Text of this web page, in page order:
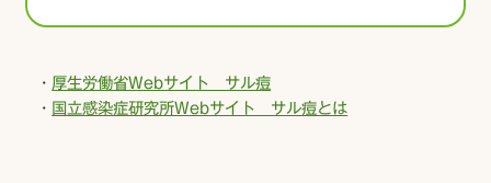
・ 厚生労働省Webサイト サル痘
・ 国立感染症研究所Webサイト サル痘とは